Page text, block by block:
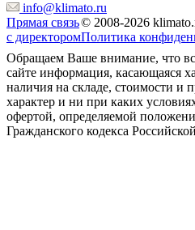
info@klimato.ru
Прямая связь
с директором
© 2008-2026
Политика
Обращаем Ваше внимание, что
сайте информация, касающаяся
наличия на складе, стоимости
характер и ни при каких
офертой, определяемой
Гражданского кодекса